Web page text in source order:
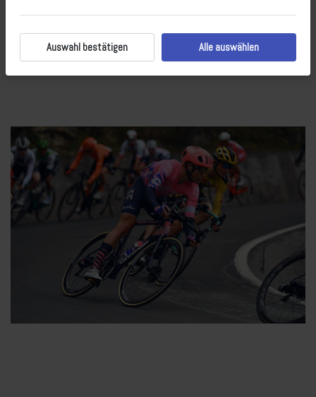
sie zum Einsatz, die Road Bikes. Durch ihr geringes Gewicht,
kleinsten Rollwiederstand und eine windschlüpfrige Geometrie
sind sie jederzeit Ansporn für neue persönliche Rekorde. Egal ob
Auswahl bestätigen Alle auswählen